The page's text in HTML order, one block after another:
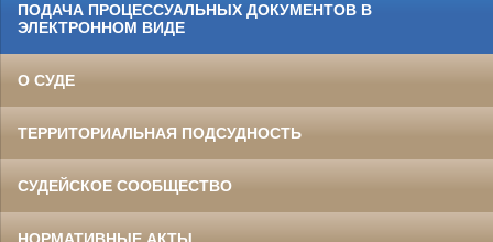
ПОДАЧА ПРОЦЕССУАЛЬНЫХ ДОКУМЕНТОВ В
ЭЛЕКТРОННОМ ВИДЕ
О СУДЕ
ТЕРРИТОРИАЛЬНАЯ ПОДСУДНОСТЬ
СУДЕЙСКОЕ СООБЩЕСТВО